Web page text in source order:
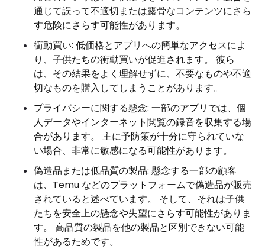
通じて誤って不適切または露骨なコンテンツにさら
す危険にさらす可能性があります。
衝動買い: 低価格とアプリへの簡単なアクセスによ
り、子供たちの衝動買いが促進されます。 彼ら
は、その結果をよく理解せずに、不要なものや不適
切なものを購入してしまうことがあります。
プライバシーに関する懸念: 一部のアプリでは、個
人データやインターネット閲覧の録音を収集する場
合があります。 主に予防策が十分に守られていな
い場合、非常に敏感になる可能性があります。
偽造品または低品質の製品: 懸念する一部の顧客
は、Temu などのプラットフォームで偽造品が販売
されていると述べています。 そして、それは子供
たちを安全上の懸念や失望にさらす可能性がありま
す。 高品質の製品を他の製品と区別できない可能
性があるためです。